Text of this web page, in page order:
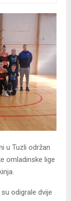
u Tuzli održan
omladinske lige
odigrale dvije